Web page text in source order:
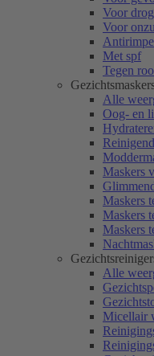
Voor
Voor
Met spf
Tegen
Alle
Oog- en
Maskers
Maskers
Maskers
Maskers
Alle
Micellair